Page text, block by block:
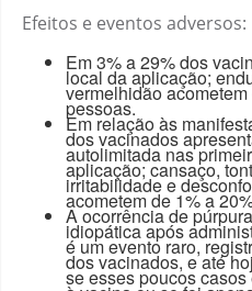
Efeitos e eventos adversos:
Em 3% a 29% dos
local da aplicação;
vermelhidão
pessoas.
Em relação às
dos vacinados
autolimitada nas
aplicação; cansaço,
irritabilidade e
acometem de 1% a
A ocorrência de
idiopática após
é um evento raro,
dos vacinados, e até
se esses poucos